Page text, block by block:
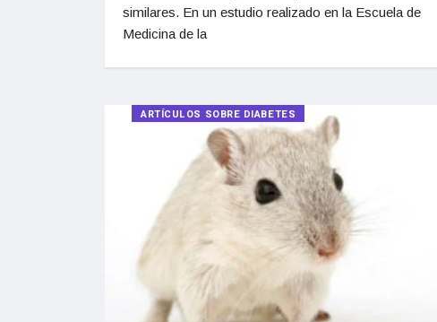
similares. En un estudio realizado en la Escuela de
Medicina de la
ARTÍCULOS SOBRE DIABETES